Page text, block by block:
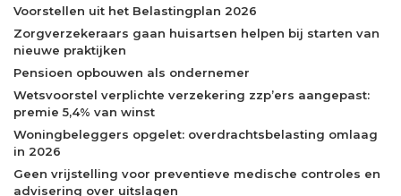
Voorstellen uit het Belastingplan 2026
Zorgverzekeraars gaan huisartsen helpen bij starten van
nieuwe praktijken
Pensioen opbouwen als ondernemer
Wetsvoorstel verplichte verzekering zzp’ers aangepast:
premie 5,4% van winst
Woningbeleggers opgelet: overdrachtsbelasting omlaag
in 2026
Geen vrijstelling voor preventieve medische controles en
advisering over uitslagen